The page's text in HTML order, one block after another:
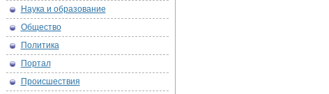
Наука и образование
Общество
Политика
Портал
Происшествия